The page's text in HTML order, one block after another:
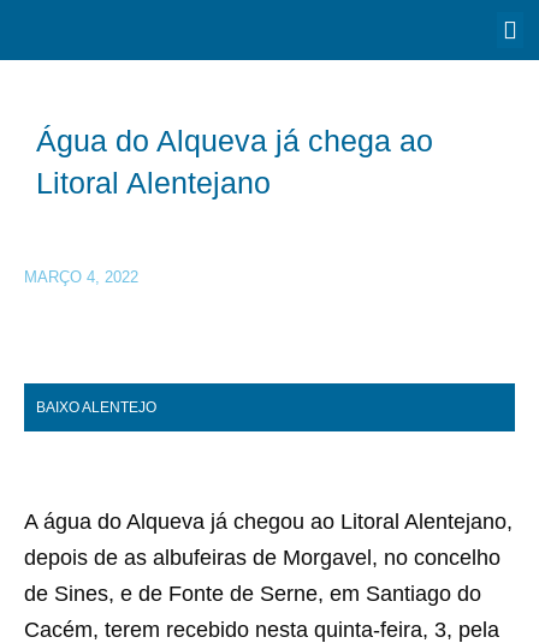
Água do Alqueva já chega ao
Litoral Alentejano
MARÇO 4, 2022
BAIXO ALENTEJO
A água do Alqueva já chegou ao Litoral Alentejano,
depois de as albufeiras de Morgavel, no concelho
de Sines, e de Fonte de Serne, em Santiago do
Cacém, terem recebido nesta quinta-feira, 3, pela